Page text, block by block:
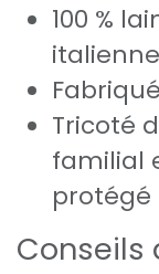
100 %
italienne
Tricoté
familial
protégé
Conseils